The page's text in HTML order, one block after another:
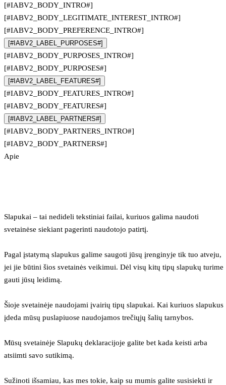
[#IABV2_BODY_INTRO#]
[#IABV2_BODY_LEGITIMATE_INTEREST_INTRO#]
[#IABV2_BODY_PREFERENCE_INTRO#]
[#IABV2_LABEL_PURPOSES#]
[#IABV2_BODY_PURPOSES_INTRO#]
[#IABV2_BODY_PURPOSES#]
[#IABV2_LABEL_FEATURES#]
[#IABV2_BODY_FEATURES_INTRO#]
[#IABV2_BODY_FEATURES#]
[#IABV2_LABEL_PARTNERS#]
[#IABV2_BODY_PARTNERS_INTRO#]
[#IABV2_BODY_PARTNERS#]
Apie
Slapukai – tai nedideli tekstiniai failai, kuriuos galima naudoti
svetainėse siekiant pagerinti naudotojo patirtį.
Pagal įstatymą slapukus galime saugoti jūsų įrenginyje tik tuo atveju,
jei jie būtini šios svetainės veikimui. Dėl visų kitų tipų slapukų turime
gauti jūsų leidimą.
Šioje svetainėje naudojami įvairių tipų slapukai. Kai kuriuos slapukus
įdeda mūsų puslapiuose naudojamos trečiųjų šalių tarnybos.
Mūsų svetainėje Slapukų deklaracijoje galite bet kada keisti arba
atsiimti savo sutikimą.
Sužinoti išsamiau, kas mes tokie, kaip su mumis galite susisiekti ir